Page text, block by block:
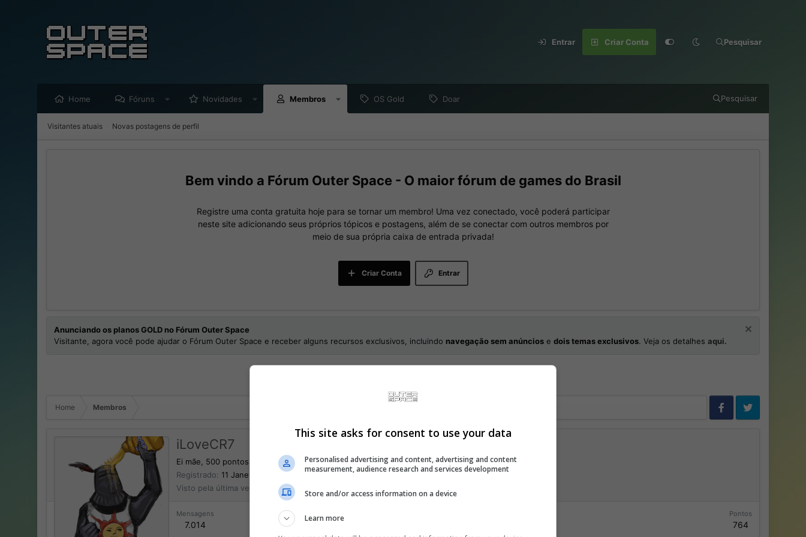
Entrar Criar Conta Pesquisar
Home Fóruns Novidades Membros OS Gold Doar Pesquisar
Visitantes atuais Novas postagens de perfil
Fórum Outer Space - O maior fórum de games do Brasil
Registre uma conta gratuita hoje para se tornar um membro! Uma vez conectado, você poderá participar
neste site adicionando seus próprios tópicos e postagens, além de se conectar com outros membros por
meio de sua própria caixa de entrada privada!
Entrar
Criar Conta
Anunciando os planos GOLD no Fórum Outer Space
Visitante, agora você pode ajudar o Fórum Outer Space e receber alguns recursos exclusivos, incluindo navegação sem anúncios e dois temas exclusivos. Veja os detalhes aqui.
Home Membros
iLoveCR7
Ei mãe, 500 pontos!
Curitiba/PR
Registrado
11 Janeiro 2012
Visto pela última vez
Ontem às 20:42
Mensagens
7.014
Pontos
764
This site asks for consent to use your data
Personalised advertising and content, advertising and content
measurement, audience research and services development
Store and/or access information on a device
Learn more